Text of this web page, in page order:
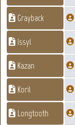
Grayback
Issyl
Kazan
Koril
Longtooth